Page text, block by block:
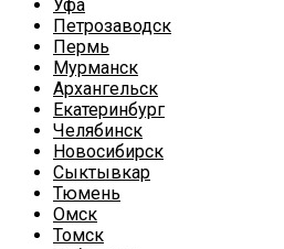
Уфа
Петрозаводск
Пермь
Мурманск
Архангельск
Екатеринбург
Челябинск
Новосибирск
Сыктывкар
Тюмень
Омск
Томск